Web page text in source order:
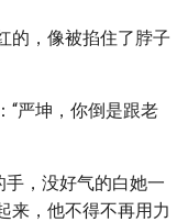
的，像被掐住了脖子
“严坤，你倒是跟老
手，没好气的白她一
来，他不得不再用力